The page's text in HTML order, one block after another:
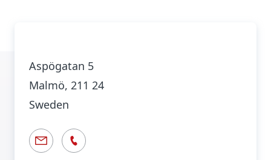
Aspögatan 5
Malmö, 211 24
Sweden